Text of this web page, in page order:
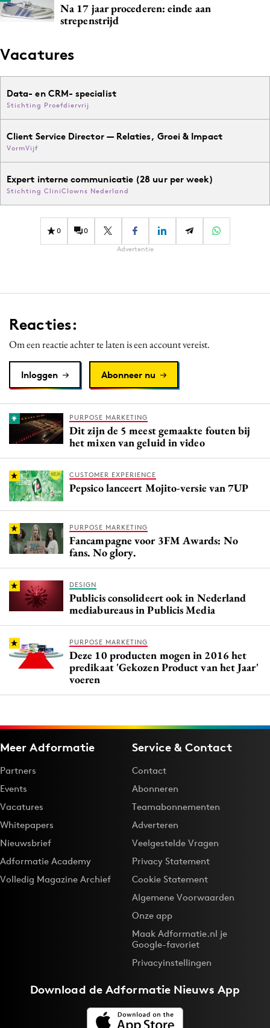
Na 17 jaar procederen: einde aan
strepenstrijd
Vacatures
Data- en CRM- specialist
Stichting Proefdiervrij
Client Service Director — Relaties, Groei & Impact
VormVijf
Expert interne communicatie (28 uur per week)
Stichting CliniClowns Nederland
0 0
Advertentie
Reacties:
Om een reactie achter te laten is een account vereist.
Inloggen Abonneer nu
PURPOSE MARKETING
Dit zijn de 5 meest gemaakte fouten bij
het mixen van geluid in video
CUSTOMER EXPERIENCE
Pepsico lanceert Mojito-versie van 7UP
PURPOSE MARKETING
Fancampagne voor 3FM Awards: No
fans. No glory.
DESIGN
Publicis consolideert ook in Nederland
mediabureaus in Publicis Media
PURPOSE MARKETING
Deze 10 producten mogen in 2016 het
predikaat 'Gekozen Product van het Jaar'
voeren
Meer Adformatie
Partners
Events
Vacatures
Whitepapers
Nieuwsbrief
Adformatie Academy
Volledig Magazine Archief
Service & Contact
Contact
Abonneren
Teamabonnementen
Adverteren
Veelgestelde Vragen
Privacy Statement
Cookie Statement
Algemene Voorwaarden
Onze app
Maak Adformatie.nl je
Google-favoriet
Privacyinstellingen
Download deAdformatie Nieuws App